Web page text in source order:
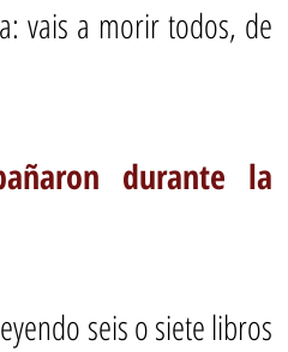
vais a morir todos, de
durante la
seis o siete libros